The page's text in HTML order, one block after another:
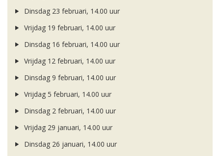
Dinsdag 23 februari, 14.00 uur
Vrijdag 19 februari, 14.00 uur
Dinsdag 16 februari, 14.00 uur
Vrijdag 12 februari, 14.00 uur
Dinsdag 9 februari, 14.00 uur
Vrijdag 5 februari, 14.00 uur
Dinsdag 2 februari, 14.00 uur
Vrijdag 29 januari, 14.00 uur
Dinsdag 26 januari, 14.00 uur